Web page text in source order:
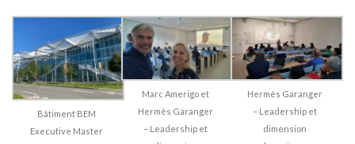
Bâtiment BEM
Executive Master
Marc Amerigo et
Hermès Garanger
– Leadership et
Hermès Garanger
– Leadership et
dimension